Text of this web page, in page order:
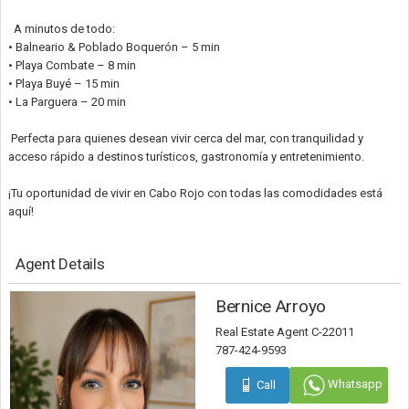
A minutos de todo:
• Balneario & Poblado Boquerón – 5 min
• Playa Combate – 8 min
• Playa Buyé – 15 min
• La Parguera – 20 min
Perfecta para quienes desean vivir cerca del mar, con tranquilidad y
acceso rápido a destinos turísticos, gastronomía y entretenimiento.
¡Tu oportunidad de vivir en Cabo Rojo con todas las comodidades está
aquí!
Agent Details
Bernice Arroyo
Real Estate Agent C-22011
787-424-9593
Call Whatsapp